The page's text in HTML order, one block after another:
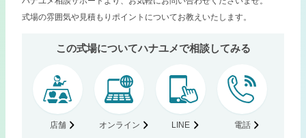
式場の雰囲気や見積もりポイントについてお教えいたします。
この式場についてハナユメで相談してみる
店舗 オンライン LINE 電話